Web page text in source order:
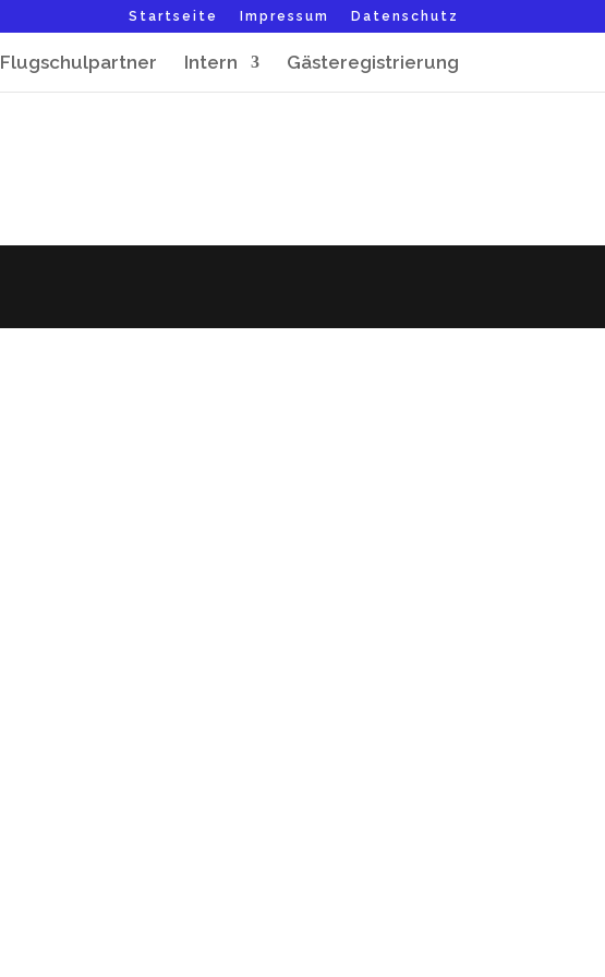
Startseite Impressum Datenschutz
Flugschulpartner Intern Gästeregistrierung